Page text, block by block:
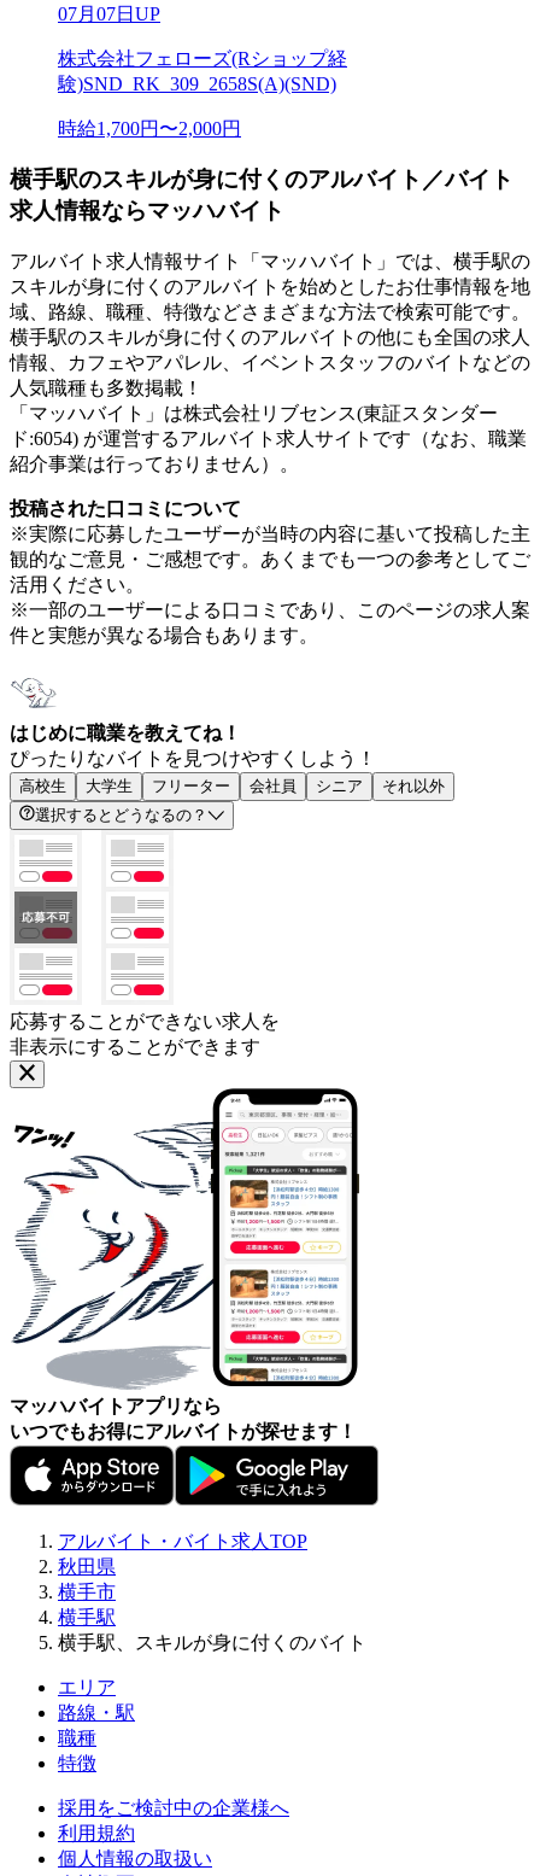
07月07日UP
株式会社フェローズ(Rショップ経
験)SND_RK_309_2658S(A)(SND)
時給1,700円〜2,000円
横手駅のスキルが身に付くのアルバイト／バイト
求人情報ならマッハバイト
アルバイト求人情報サイト「マッハバイト」では、横手駅の
スキルが身に付くのアルバイトを始めとしたお仕事情報を地
域、路線、職種、特徴などさまざまな方法で検索可能です。
横手駅のスキルが身に付くのアルバイトの他にも全国の求人
情報、カフェやアパレル、イベントスタッフのバイトなどの
人気職種も多数掲載！
「マッハバイト」は株式会社リブセンス(東証スタンダー
ド:6054) が運営するアルバイト求人サイトです（なお、職業
紹介事業は行っておりません）。
投稿された口コミについて
※実際に応募したユーザーが当時の内容に基いて投稿した主
観的なご意見・ご感想です。あくまでも一つの参考としてご
活用ください。
※一部のユーザーによる口コミであり、このページの求人案
件と実態が異なる場合もあります。
はじめに職業を教えてね！
ぴったりなバイトを見つけやすくしよう！
高校生 大学生 フリーター 会社員 シニア
それ以外
選択するとどうなるの？
応募することができない求人を
非表示にすることができます
マッハバイトアプリなら
いつでもお得にアルバイトが探せます！
アルバイト・バイト求人TOP
秋田県
横手市
横手駅
横手駅、スキルが身に付くのバイト
エリア
路線・駅
職種
特徴
採用をご検討中の企業様へ
利用規約
個人情報の取扱い